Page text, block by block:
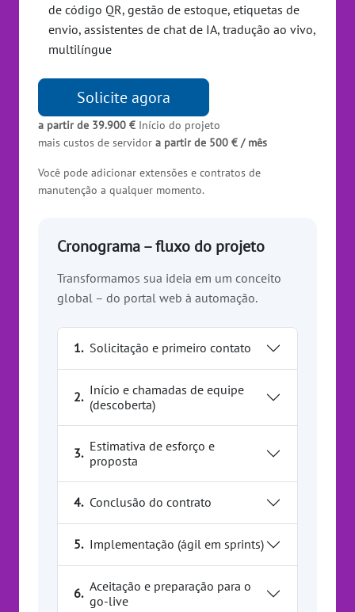
de código QR, gestão de estoque, etiquetas de
envio, assistentes de chat de IA, tradução ao vivo,
multilíngue
Solicite agora
a partir de 39.900 € Início do projeto
mais custos de servidor a partir de 500 € / mês
Você pode adicionar extensões e contratos de
manutenção a qualquer momento.
Cronograma – fluxo do projeto
Transformamos sua ideia em um conceito
global – do portal web à automação.
1. Solicitação e primeiro contato
2. Início e chamadas de equipe
(descoberta)
3. Estimativa de esforço e
proposta
4. Conclusão do contrato
5. Implementação (ágil em sprints)
6. Aceitação e preparação para o
go-live